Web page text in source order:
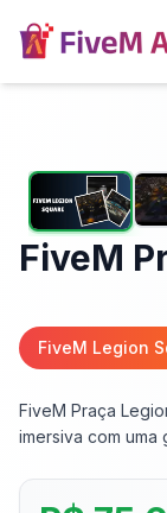
FiveM
FiveM Legion
FiveM Praça
imersiva com uma